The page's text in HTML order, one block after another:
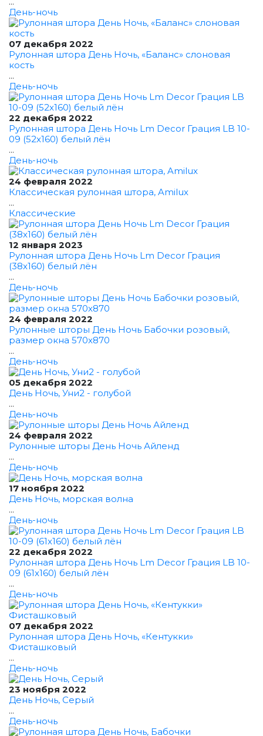
День-ночь
07 декабря 2022
Рулонная штора День Ночь, «Баланс» слоновая
кость
...
День-ночь
22 декабря 2022
Рулонная штора День Ночь Lm Decor Грация LB 10-
09 (52x160) белый лён
...
День-ночь
24 февраля 2022
Классическая рулонная штора, Amilux
...
Классические
12 января 2023
Рулонная штора День Ночь Lm Decor Грация
(38x160) белый лён
...
День-ночь
24 февраля 2022
Рулонные шторы День Ночь Бабочки розовый,
размер окна 570x870
...
День-ночь
05 декабря 2022
День Ночь, Уни2 - голубой
...
День-ночь
24 февраля 2022
Рулонные шторы День Ночь Айленд
...
День-ночь
17 ноября 2022
День Ночь, морская волна
...
День-ночь
22 декабря 2022
Рулонная штора День Ночь Lm Decor Грация LB 10-
09 (61x160) белый лён
...
День-ночь
07 декабря 2022
Рулонная штора День Ночь, «Кентукки»
Фисташковый
...
День-ночь
23 ноября 2022
День Ночь, Серый
...
День-ночь